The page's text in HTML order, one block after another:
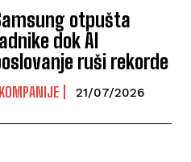
otpušta
dok AI
ruši rekorde
KOMPANIJE 21/07/2026